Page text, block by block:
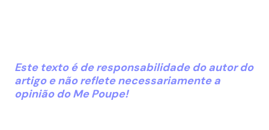
Este texto é de responsabilidade do autor do
artigo e não reflete necessariamente a
opinião do Me Poupe!